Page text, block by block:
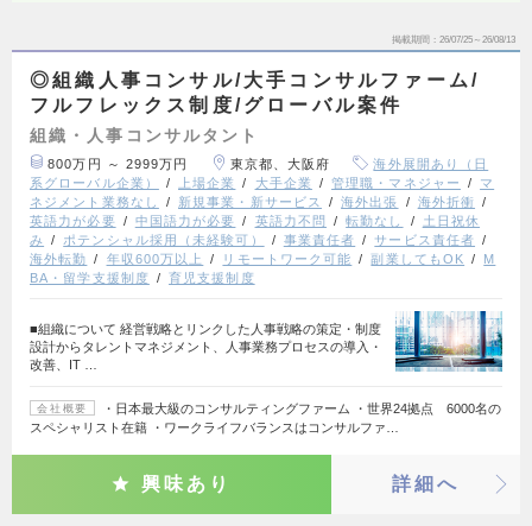
掲載期間 26/07/25～26/08/13
◎組織人事コンサル/大手コンサルファーム/
フルフレックス制度/グローバル案件
組織・人事コンサルタント
800万円 ～ 2999万円 東京都、大阪府
海外展開あり（日
系グローバル企業）
上場企業 大手企業 管理職・マネジャー
マ
ネジメント業務なし
新規事業・新サービス 海外出張
海外折衝
英語力が必要
中国語力が必要 英語力不問 転勤なし
土日祝休
み
ポテンシャル採用（未経験可） 事業責任者
サービス責任者
海外転勤
年収600万以上 リモートワーク可能 副業してもOK
M
BA・留学支援制度
育児支援制度
■組織について 経営戦略とリンクした人事戦略の策定・制度
設計からタレントマネジメント、人事業務プロセスの導入・
改善、IT …
会社概要
・日本最大級のコンサルティングファーム ・世界24拠点 6000名の
スペシャリスト在籍 ・ワークライフバランスはコンサルファ…
興味あり 詳細へ